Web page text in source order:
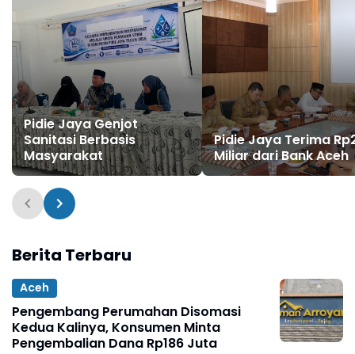
Pidie Jaya Genjot
Sanitasi Berbasis
Masyarakat
Pidie Jaya Terima
Miliar dari Bank Aceh
Berita Terbaru
Aceh
Pengembang Perumahan Disomasi
Kedua Kalinya, Konsumen Minta
Pengembalian Dana Rp186 Juta